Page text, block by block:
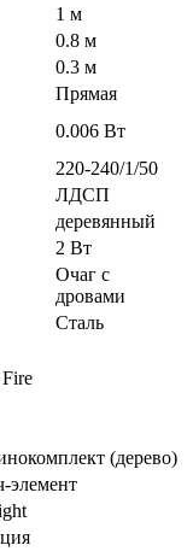
1 м
0.8 м
0.3 м
Прямая
0.006 Вт
220-240/1/50
ЛДСП
деревянный
2 Вт
Очаг с
дровами
Сталь
(дерево)
элемент